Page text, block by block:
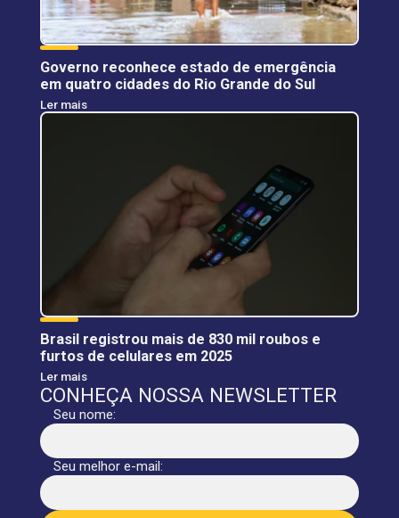
Governo reconhece estado de emergência
em quatro cidades do Rio Grande do Sul
Ler mais
Brasil registrou mais de 830 mil roubos e
furtos de celulares em 2025
Ler mais
CONHEÇA NOSSA NEWSLETTER
Seu nome:
Seu melhor e-mail: